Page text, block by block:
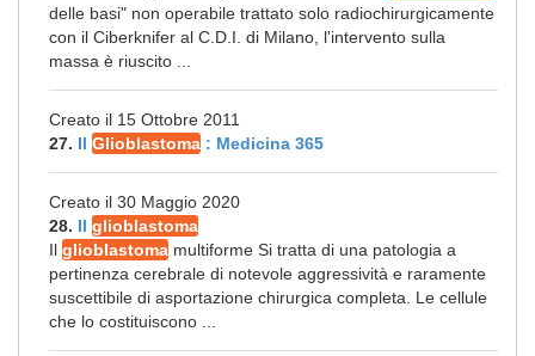
delle basi" non operabile trattato solo radiochirurgicamente
con il Ciberknifer al C.D.I. di Milano, l'intervento sulla
massa è riuscito ...
Creato il 15 Ottobre 2011
27. Il Glioblastoma : Medicina 365
Creato il 30 Maggio 2020
28. Il glioblastoma
Il glioblastoma multiforme Si tratta di una patologia a
pertinenza cerebrale di notevole aggressività e raramente
suscettibile di asportazione chirurgica completa. Le cellule
che lo costituiscono ...